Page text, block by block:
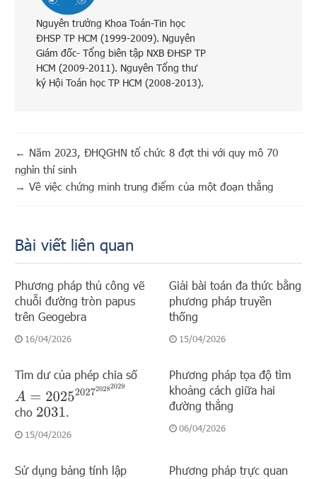
Nguyên trưởng Khoa Toán-Tin học
ĐHSP TP HCM (1999-2009). Nguyên
Giám đốc- Tổng biên tập NXB ĐHSP TP
HCM (2009-2011). Nguyên Tổng thư
ký Hội Toán học TP HCM (2008-2013).
← Năm 2023, ĐHQGHN tổ chức 8 đợt thi với quy mô 70
nghìn thí sinh
→ Về việc chứng minh trung điểm của một đoạn thẳng
Bài viết liên quan
Phương pháp thủ công vẽ
chuỗi đường tròn papus
trên Geogebra
16/04/2026
Giải bài toán đa thức bằng
phương pháp truyền
thống
15/04/2026
Tìm dư của phép chia số
A= 2025202720282029
cho 2031 .
15/04/2026
Phương pháp tọa độ tìm
khoảng cách giữa hai
đường thẳng
06/04/2026
Sử dụng bảng tính lập
Phương pháp trực quan